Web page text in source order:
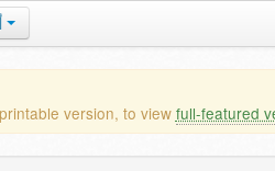
version, to view full-featured